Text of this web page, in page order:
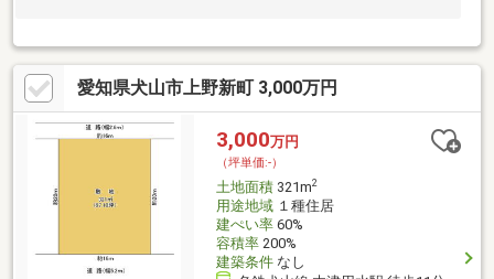
愛知県犬山市上野新町 3,000万円
3,000万円
（坪単価:-）
土地面積321m2
用途地域１種住居
建ぺい率60%
容積率200%
建築条件なし